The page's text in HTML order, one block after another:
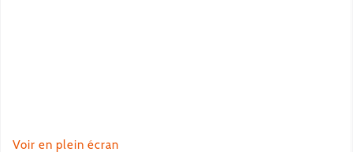
Voir en plein écran